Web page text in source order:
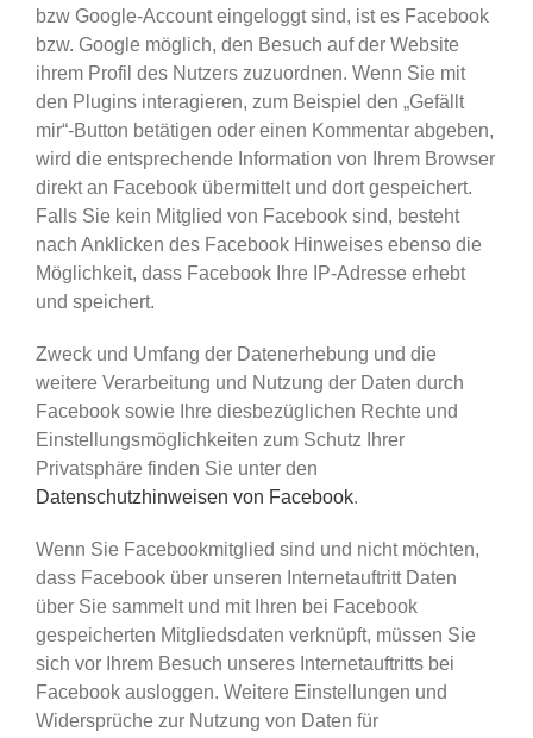
bzw Google-Account eingeloggt sind, ist es Facebook
bzw. Google möglich, den Besuch auf der Website
ihrem Profil des Nutzers zuzuordnen. Wenn Sie mit
den Plugins interagieren, zum Beispiel den „Gefällt
mir“-Button betätigen oder einen Kommentar abgeben,
wird die entsprechende Information von Ihrem Browser
direkt an Facebook übermittelt und dort gespeichert.
Falls Sie kein Mitglied von Facebook sind, besteht
nach Anklicken des Facebook Hinweises ebenso die
Möglichkeit, dass Facebook Ihre IP-Adresse erhebt
und speichert.
Zweck und Umfang der Datenerhebung und die
weitere Verarbeitung und Nutzung der Daten durch
Facebook sowie Ihre diesbezüglichen Rechte und
Einstellungsmöglichkeiten zum Schutz Ihrer
Privatsphäre finden Sie unter den
Datenschutzhinweisen von Facebook.
Wenn Sie Facebookmitglied sind und nicht möchten,
dass Facebook über unseren Internetauftritt Daten
über Sie sammelt und mit Ihren bei Facebook
gespeicherten Mitgliedsdaten verknüpft, müssen Sie
sich vor Ihrem Besuch unseres Internetauftritts bei
Facebook ausloggen. Weitere Einstellungen und
Widersprüche zur Nutzung von Daten für